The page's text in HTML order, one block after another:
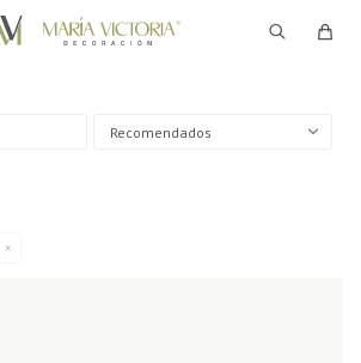
Recomendados